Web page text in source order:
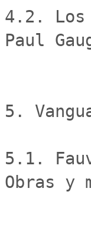
4.2. Los
Paul
5.
5.1.
Obras y